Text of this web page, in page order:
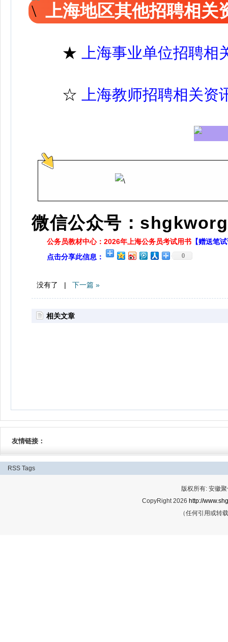
上海地区其他招聘相关
★ 上海事业单位招聘相
☆ 上海教师招聘相关资
微信公众号：shgkworg
公务员教材中心：2026年上海公务员考试用书 【赠送笔
点击分享此信息：
0
没有了 | 下一篇 »
相关文章
友情链接：
RSS Tags
版权所有: 安徽
CopyRight 2026 http://
（任何引用或转